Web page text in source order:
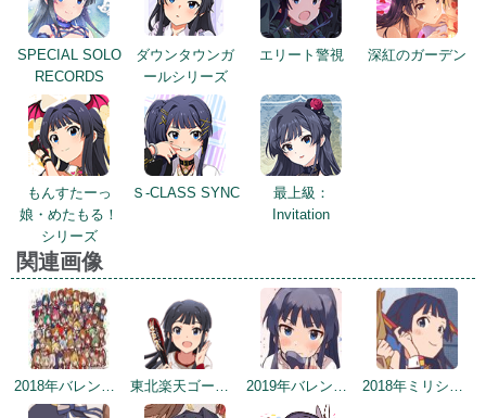
SPECIAL SOLO
RECORDS
ダウンタウンガ
ールシリーズ
エリート警視 深紅のガーデン
もんすたーっ
娘・めたもる！
シリーズ
Ｓ-CLASS SYNC
最上級：
Invitation
関連画像
2018年バレンタインデー公式ツイート 東北楽天ゴールデンイーグルスコラボトップ絵 2019年バレンタイントップ画面 2018年ミリシタ感謝祭